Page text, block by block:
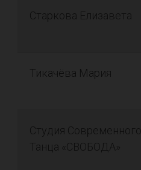
Старкова Елизавета
Тикачёва Мария
Студия Современного
Танца «СВОБОДА»